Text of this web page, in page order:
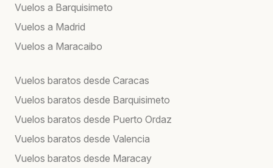
Vuelos a Barquisimeto
Vuelos a Madrid
Vuelos a Maracaibo
Vuelos baratos desde Caracas
Vuelos baratos desde Barquisimeto
Vuelos baratos desde Puerto Ordaz
Vuelos baratos desde Valencia
Vuelos baratos desde Maracay